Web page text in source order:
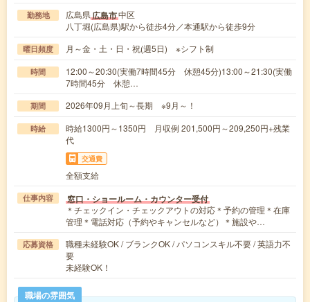
勤務地 広島県広島市中区
八丁堀(広島県)駅から徒歩4分／本通駅から徒歩9分
曜日頻度 月～金・土・日・祝(週5日) ※シフト制
時間
12:00～20:30(実働7時間45分 休憩45分)13:00～21:30(実働
7時間45分 休憩…
期間 2026年09月上旬～長期 ※9月～！
時給
時給1300円～1350円 月収例 201,500円～209,250円+残業
代
交通費
全額支給
仕事内容 窓口・ショールーム・カウンター受付
＊チェックイン・チェックアウトの対応＊予約の管理＊在庫
管理＊電話対応（予約やキャンセルなど）＊施設や…
応募資格
職種未経験OK / ブランクOK / パソコンスキル不要 / 英語力不
要
未経験OK！
職場の雰囲気